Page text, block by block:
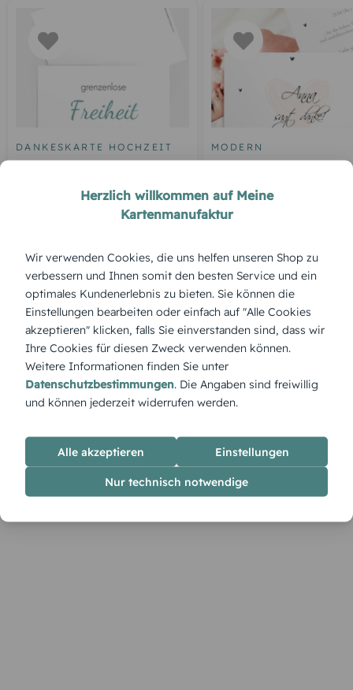
DANKESKARTE HOCHZEIT MODERN
Produktbeschreibung
„Weißer Zweig“ verbindet Schlichtheit mit liebevollen Details
– edel, klar und im Designer anpassbar.
Herzlich willkommen auf Meine
Kartenmanufaktur
Wir verwenden Cookies, die uns helfen unseren Shop zu
verbessern und Ihnen somit den besten Service und ein
optimales Kundenerlebnis zu bieten. Sie können die
Einstellungen bearbeiten oder einfach auf "Alle Cookies
akzeptieren" klicken, falls Sie einverstanden sind, dass wir
Ihre Cookies für diesen Zweck verwenden können.
Weitere Informationen finden Sie unter
Datenschutzbestimmungen. Die Angaben sind freiwillig
und können jederzeit widerrufen werden.
Alle akzeptieren Einstellungen
Nur technisch notwendige